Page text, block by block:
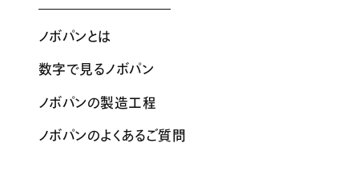
ノボパンとは
数字で見るノボパン
ノボパンの製造工程
ノボパンのよくあるご質問